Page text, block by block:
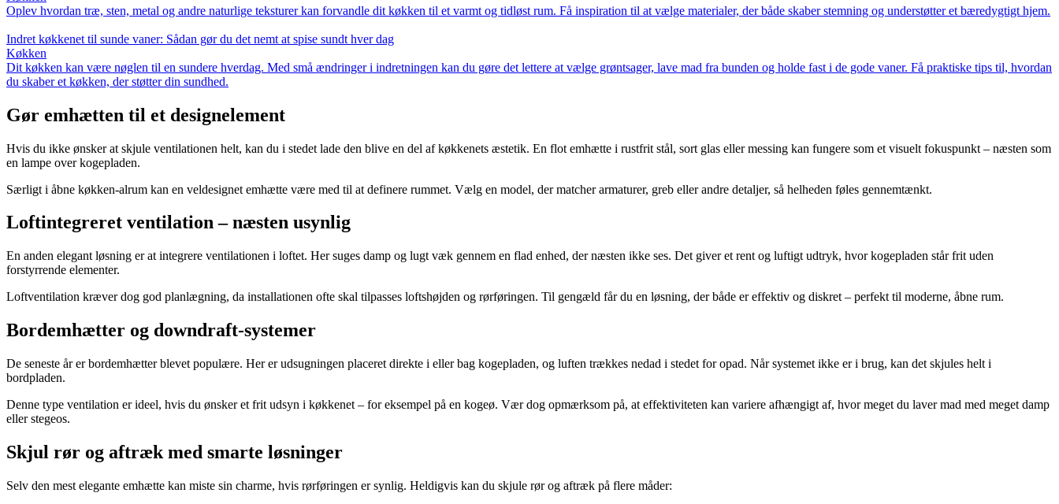
Oplev hvordan træ, sten, metal og andre naturlige teksturer kan forvandle dit køkken til et varmt og tidløst rum. Få inspiration til at vælge materialer, der både skaber stemning og understøtter et bæredygtigt hjem.
Indret køkkenet til sunde vaner: Sådan gør du det nemt at spise sundt hver dag
Køkken
Dit køkken kan være nøglen til en sundere hverdag. Med små ændringer i indretningen kan du gøre det lettere at vælge grøntsager, lave mad fra bunden og holde fast i de gode vaner. Få praktiske tips til, hvordan
du skaber et køkken, der støtter din sundhed.
Gør emhætten til et designelement
Hvis du ikke ønsker at skjule ventilationen helt, kan du i stedet lade den blive en del af køkkenets æstetik. En flot emhætte i rustfrit stål, sort glas eller messing kan fungere som et visuelt fokuspunkt – næsten som
en lampe over kogepladen.
Særligt i åbne køkken-alrum kan en veldesignet emhætte være med til at definere rummet. Vælg en model, der matcher armaturer, greb eller andre detaljer, så helheden føles gennemtænkt.
Loftintegreret ventilation – næsten usynlig
En anden elegant løsning er at integrere ventilationen i loftet. Her suges damp og lugt væk gennem en flad enhed, der næsten ikke ses. Det giver et rent og luftigt udtryk, hvor kogepladen står frit uden
forstyrrende elementer.
Loftventilation kræver dog god planlægning, da installationen ofte skal tilpasses loftshøjden og rørføringen. Til gengæld får du en løsning, der både er effektiv og diskret – perfekt til moderne, åbne rum.
Bordemhætter og downdraft-systemer
De seneste år er bordemhætter blevet populære. Her er udsugningen placeret direkte i eller bag kogepladen, og luften trækkes nedad i stedet for opad. Når systemet ikke er i brug, kan det skjules helt i
bordpladen.
Denne type ventilation er ideel, hvis du ønsker et frit udsyn i køkkenet – for eksempel på en kogeø. Vær dog opmærksom på, at effektiviteten kan variere afhængigt af, hvor meget du laver mad med meget damp
eller stegeos.
Skjul rør og aftræk med smarte løsninger
Selv den mest elegante emhætte kan miste sin charme, hvis rørføringen er synlig. Heldigvis kan du skjule rør og aftræk på flere måder: